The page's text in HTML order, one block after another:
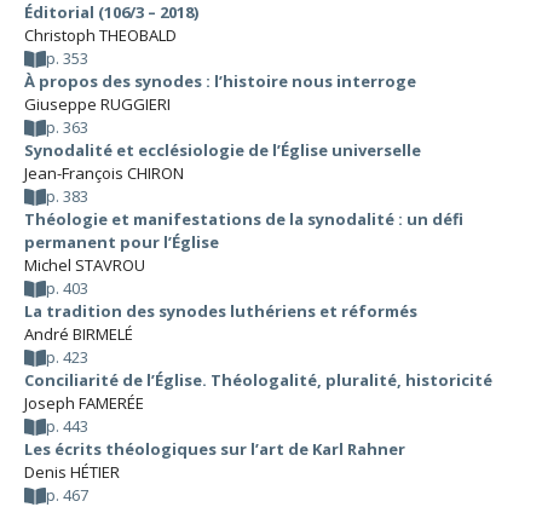
Éditorial (106/3 – 2018)
Christoph THEOBALD
p. 353
À propos des synodes : l’histoire nous interroge
Giuseppe RUGGIERI
p. 363
Synodalité et ecclésiologie de l’Église universelle
Jean-François CHIRON
p. 383
Théologie et manifestations de la synodalité : un défi
permanent pour l’Église
Michel STAVROU
p. 403
La tradition des synodes luthériens et réformés
André BIRMELÉ
p. 423
Conciliarité de l’Église. Théologalité, pluralité, historicité
Joseph FAMERÉE
p. 443
Les écrits théologiques sur l’art de Karl Rahner
Denis HÉTIER
p. 467